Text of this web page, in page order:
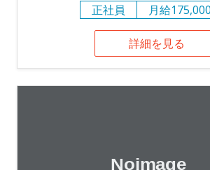
正社員
月給
詳細を見る